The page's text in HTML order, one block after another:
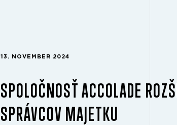
13. NOVEMBER 2024
SPOLOČNOSŤ ACCOLADE
SPRÁVCOV MAJETKU